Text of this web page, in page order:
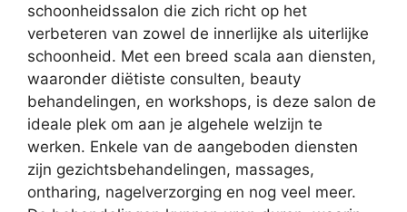
schoonheidssalon die zich richt op het
verbeteren van zowel de innerlijke als uiterlijke
schoonheid. Met een breed scala aan diensten,
waaronder diëtiste consulten, beauty
behandelingen, en workshops, is deze salon de
ideale plek om aan je algehele welzijn te
werken. Enkele van de aangeboden diensten
zijn gezichtsbehandelingen, massages,
ontharing, nagelverzorging en nog veel meer.